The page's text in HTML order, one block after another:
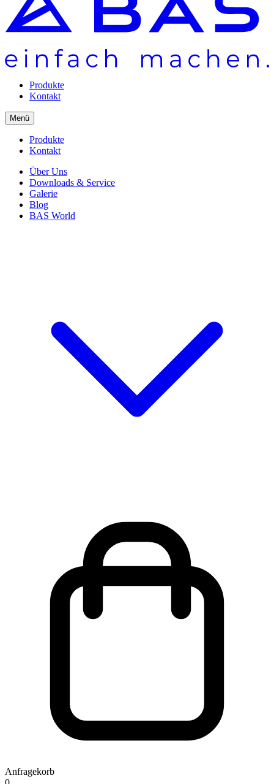
Produkte
Kontakt
Menü
Produkte
Kontakt
Über Uns
Downloads & Service
Galerie
Blog
BAS World
Anfragekorb